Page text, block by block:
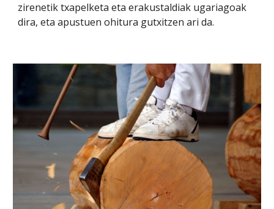
zirenetik txapelketa eta erakustaldiak ugariagoak
dira, eta apustuen ohitura gutxitzen ari da.